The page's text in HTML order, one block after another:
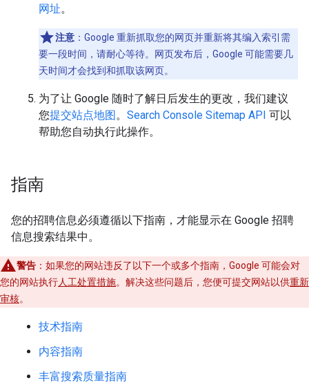
网址。
注意 ：Google 重新抓取您的网页并重新将其编入索引需
要一段时间，请耐心等待。网页发布后，Google 可能需要几
天时间才会找到和抓取该网页。
为了让 Google 随时了解日后发生的更改，我们建议
您提交站点地图 。 Search Console Sitemap API 可以
帮助您自动执行此操作。
指南
您的招聘信息必须遵循以下指南，才能显示在 Google 招聘
信息搜索结果中。
警告 ：如果您的网站违反了以下一个或多个指南，Google 可能会对
您的网站执行人工处置措施。解决这些问题后，您便可提交网站以供重新
审核。
技术指南
内容指南
丰富搜索质量指南